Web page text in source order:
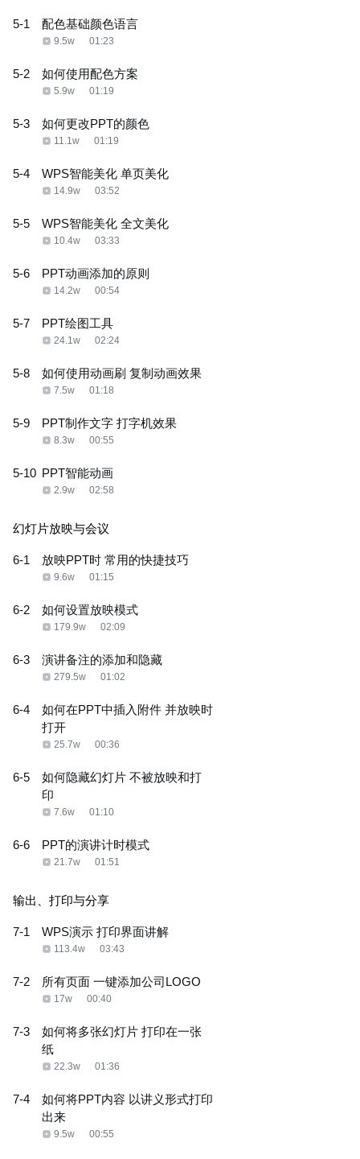
5-1 配色基础颜色语言
9.5w 01:23
5-2 如何使用配色方案
5.9w 01:19
5-3 如何更改PPT的颜色
11.1w 01:19
5-4 WPS智能美化 单页美化
14.9w 03:52
5-5 WPS智能美化 全文美化
10.4w 03:33
5-6 PPT动画添加的原则
14.2w 00:54
5-7 PPT绘图工具
24.1w 02:24
5-8 如何使用动画刷 复制动画效果
7.5w 01:18
5-9 PPT制作文字 打字机效果
8.3w 00:55
5-10 PPT智能动画
2.9w 02:58
幻灯片放映与会议
6-1 放映PPT时 常用的快捷技巧
9.6w 01:15
6-2 如何设置放映模式
179.9w 02:09
6-3 演讲备注的添加和隐藏
279.5w 01:02
6-4
如何在PPT中插入附件 并放映时
打开
25.7w 00:36
6-5
如何隐藏幻灯片 不被放映和打
印
7.6w 01:10
6-6 PPT的演讲计时模式
21.7w 01:51
输出、打印与分享
7-1 WPS演示 打印界面讲解
113.4w 03:43
7-2 所有页面 一键添加公司LOGO
17w 00:40
7-3
如何将多张幻灯片 打印在一张
纸
22.3w 01:36
7-4
如何将PPT内容 以讲义形式打印
出来
9.5w 00:55